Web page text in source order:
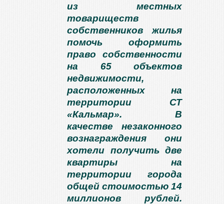
из местных
товариществ
собственников жилья
помочь оформить
право собственности
на 65 объектов
недвижимости,
расположенных на
территории СТ
«Кальмар». В
качестве незаконного
вознаграждения они
хотели получить две
квартиры на
территории города
общей стоимостью 14
миллионов рублей.